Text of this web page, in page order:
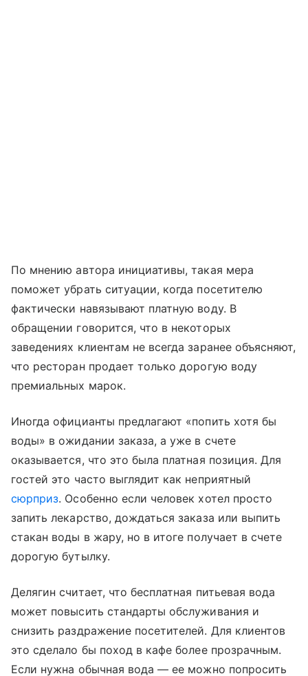
По мнению автора инициативы, такая мера
поможет убрать ситуации, когда посетителю
фактически навязывают платную воду. В
обращении говорится, что в некоторых
заведениях клиентам не всегда заранее объясняют,
что ресторан продает только дорогую воду
премиальных марок.
Иногда официанты предлагают «попить хотя бы
воды» в ожидании заказа, а уже в счете
оказывается, что это была платная позиция. Для
гостей это часто выглядит как неприятный
сюрприз. Особенно если человек хотел просто
запить лекарство, дождаться заказа или выпить
стакан воды в жару, но в итоге получает в счете
дорогую бутылку.
Делягин считает, что бесплатная питьевая вода
может повысить стандарты обслуживания и
снизить раздражение посетителей. Для клиентов
это сделало бы поход в кафе более прозрачным.
Если нужна обычная вода — ее можно попросить